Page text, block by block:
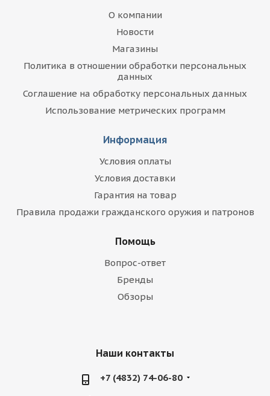
О компании
Новости
Магазины
Политика в отношении обработки персональных
данных
Соглашение на обработку персональных данных
Использование метрических программ
Информация
Условия оплаты
Условия доставки
Гарантия на товар
Правила продажи гражданского оружия и патронов
Помощь
Вопрос-ответ
Бренды
Обзоры
Наши контакты
+7 (4832) 74-06-80